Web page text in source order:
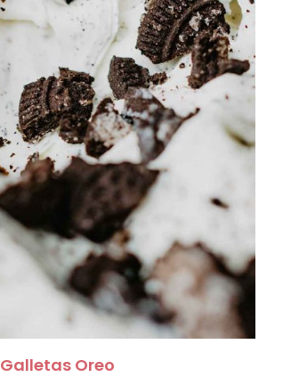
Galletas Oreo